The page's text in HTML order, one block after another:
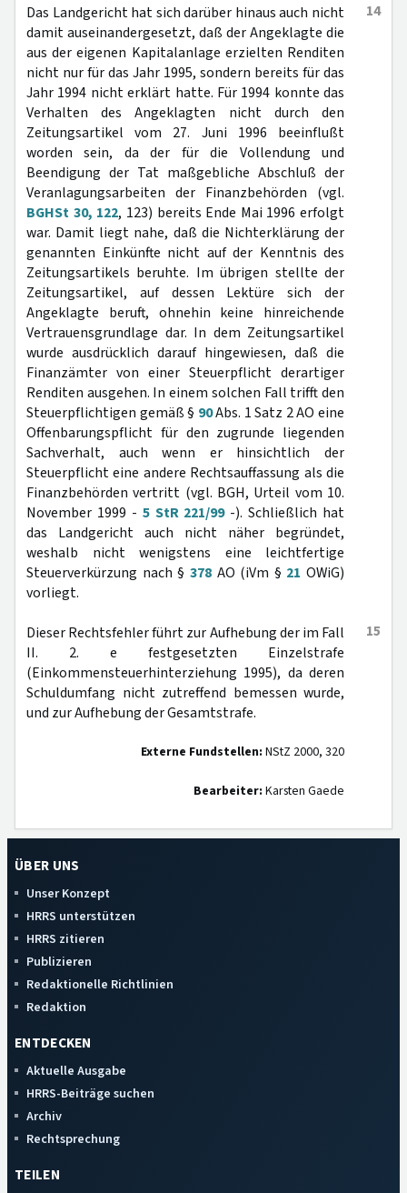
14
Das Landgericht hat sich darüber hinaus auch nicht
damit auseinandergesetzt, daß der Angeklagte die
aus der eigenen Kapitalanlage erzielten Renditen
nicht nur für das Jahr 1995, sondern bereits für das
Jahr 1994 nicht erklärt hatte. Für 1994 konnte das
Verhalten des Angeklagten nicht durch den
Zeitungsartikel vom 27. Juni 1996 beeinflußt
worden sein, da der für die Vollendung und
Beendigung der Tat maßgebliche Abschluß der
Veranlagungsarbeiten der Finanzbehörden (vgl.
BGHSt 30, 122, 123) bereits Ende Mai 1996 erfolgt
war. Damit liegt nahe, daß die Nichterklärung der
genannten Einkünfte nicht auf der Kenntnis des
Zeitungsartikels beruhte. Im übrigen stellte der
Zeitungsartikel, auf dessen Lektüre sich der
Angeklagte beruft, ohnehin keine hinreichende
Vertrauensgrundlage dar. In dem Zeitungsartikel
wurde ausdrücklich darauf hingewiesen, daß die
Finanzämter von einer Steuerpflicht derartiger
Renditen ausgehen. In einem solchen Fall trifft den
Steuerpflichtigen gemäß § 90Abs. 1 Satz 2 AO eine
Offenbarungspflicht für den zugrunde liegenden
Sachverhalt, auch wenn er hinsichtlich der
Steuerpflicht eine andere Rechtsauffassung als die
Finanzbehörden vertritt (vgl. BGH, Urteil vom 10.
November 1999 - 5 StR 221/99-). Schließlich hat
das Landgericht auch nicht näher begründet,
weshalb nicht wenigstens eine leichtfertige
Steuerverkürzung nach § 378AO (iVm § 21 OWiG)
vorliegt.
15
Dieser Rechtsfehler führt zur Aufhebung der im Fall
II. 2. e festgesetzten Einzelstrafe
(Einkommensteuerhinterziehung 1995), da deren
Schuldumfang nicht zutreffend bemessen wurde,
und zur Aufhebung der Gesamtstrafe.
Externe Fundstellen: NStZ 2000, 320
Bearbeiter: Karsten Gaede
ÜBER UNS
Unser Konzept
HRRS unterstützen
HRRS zitieren
Publizieren
Redaktionelle Richtlinien
Redaktion
ENTDECKEN
Aktuelle Ausgabe
HRRS-Beiträge suchen
Archiv
Rechtsprechung
TEILEN